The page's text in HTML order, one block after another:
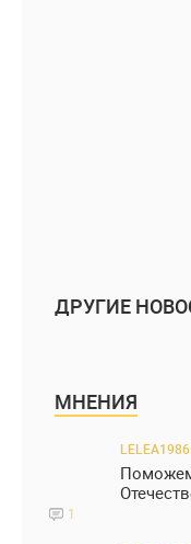
ДРУГИЕ
МНЕНИЯ
LELEA1986
Поможем
1